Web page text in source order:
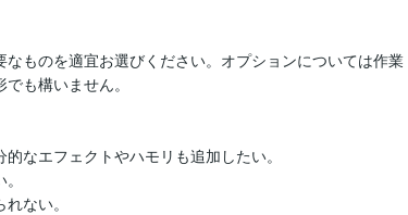
ものを適宜お選びください。オプションについては作業
も構いません。
なエフェクトやハモリも追加したい。
ない。